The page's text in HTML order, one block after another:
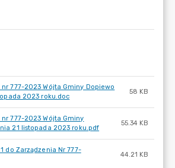
777-2023 Wójta Gminy Dopiewo
2023 roku.doc
58 KB
777-2023 Wójta Gminy
21 listopada 2023 roku.pdf
55.34 KB
do Zarządzenia Nr 777-
44.21 KB